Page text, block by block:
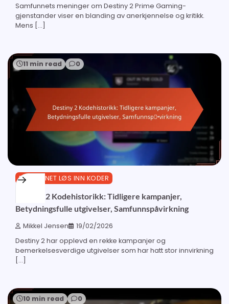
Samfunnets meninger om Destiny 2 Prime Gaming-
gjenstander viser en blanding av anerkjennelse og kritikk.
Mens […]
11 min read 0
BUNGIE.NET LØS INN KODER
Destiny 2 Kodehistorikk: Tidligere kampanjer,
Betydningsfulle utgivelser, Samfunnspåvirkning
Mikkel Jensen 19/02/2026
Destiny 2 har opplevd en rekke kampanjer og
bemerkelsesverdige utgivelser som har hatt stor innvirkning
[…]
10 min read 0